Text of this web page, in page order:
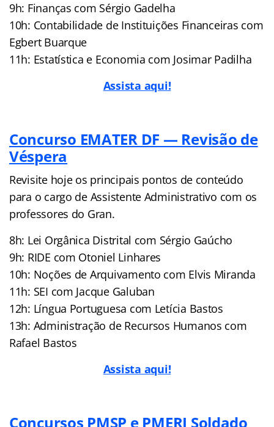
9h: Finanças com Sérgio Gadelha
10h: Contabilidade de Instituições Financeiras com
Egbert Buarque
11h: Estatística e Economia com Josimar Padilha
Assista aqui!
Concurso EMATER DF — Revisão de
Véspera
Revisite hoje os principais pontos de conteúdo
para o cargo de Assistente Administrativo com os
professores do Gran.
8h: Lei Orgânica Distrital com Sérgio Gaúcho
9h: RIDE com Otoniel Linhares
10h: Noções de Arquivamento com Elvis Miranda
11h: SEI com Jacque Galuban
12h: Língua Portuguesa com Letícia Bastos
13h: Administração de Recursos Humanos com
Rafael Bastos
Assista aqui!
Concursos PMSP e PMERJ Soldado